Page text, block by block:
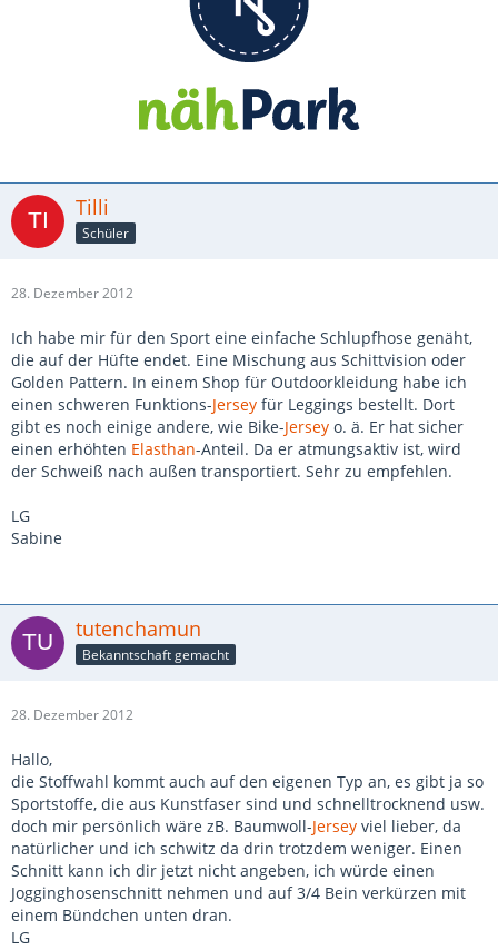
Tilli
Schüler
28. Dezember 2012
Ich habe mir für den Sport eine einfache Schlupfhose genäht,
die auf der Hüfte endet. Eine Mischung aus Schittvision oder
Golden Pattern. In einem Shop für Outdoorkleidung habe ich
einen schweren Funktions-Jersey für Leggings bestellt. Dort
gibt es noch einige andere, wie Bike-Jersey o. ä. Er hat sicher
einen erhöhten Elasthan-Anteil. Da er atmungsaktiv ist, wird
der Schweiß nach außen transportiert. Sehr zu empfehlen.
LG
Sabine
tutenchamun
Bekanntschaft gemacht
28. Dezember 2012
Hallo,
die Stoffwahl kommt auch auf den eigenen Typ an, es gibt ja so
Sportstoffe, die aus Kunstfaser sind und schnelltrocknend usw.
doch mir persönlich wäre zB. Baumwoll-Jersey viel lieber, da
natürlicher und ich schwitz da drin trotzdem weniger. Einen
Schnitt kann ich dir jetzt nicht angeben, ich würde einen
Jogginghosenschnitt nehmen und auf 3/4 Bein verkürzen mit
einem Bündchen unten dran.
LG